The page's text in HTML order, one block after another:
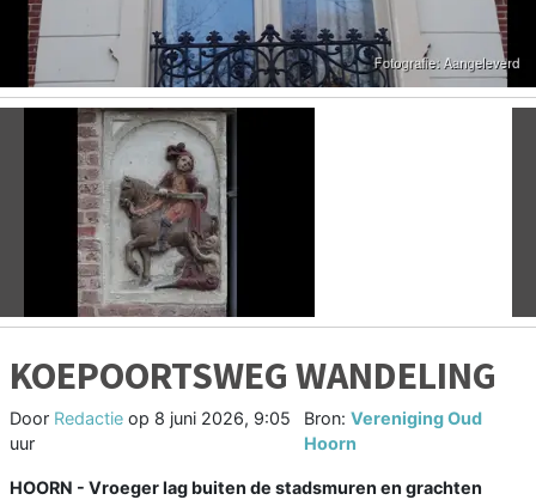
KOEPOORTSWEG WANDELING
Door Redactie op 8 juni 2026, 9:05
uur
Bron:Vereniging Oud
Hoorn
HOORN - Vroeger lag buiten de stadsmuren en grachten